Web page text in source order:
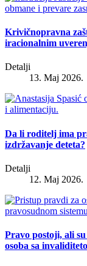
Krivičnopravna
iracionalnim
Detalji
13. Maj 2026.
Da li roditelj ima
izdržavanje deteta?
Detalji
12. Maj 2026.
Pravo postoji, ali
osoba sa